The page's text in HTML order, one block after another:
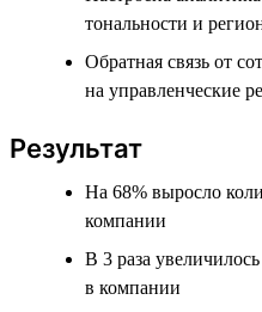
тональности и
Обратная связь от
на управленческие
Результат
На 68% выросло
компании
В 3 раза
в компании